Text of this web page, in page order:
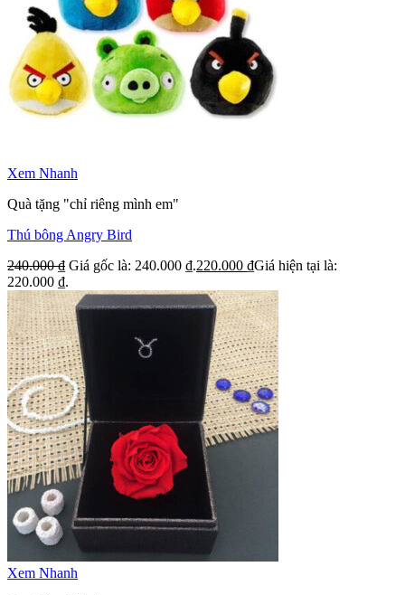
Xem Nhanh
Quà tặng "chỉ riêng mình em"
Thú bông Angry Bird
240.000₫ Giá gốc là: 240.000 ₫.220.000 ₫Giá hiện tại là:
220.000 ₫.
Xem Nhanh